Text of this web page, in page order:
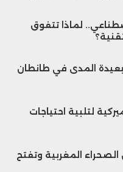
لماذا تتفوق
بعيدة المدى في طانطان
لتلبية احتياجات
المغربية وتفتح